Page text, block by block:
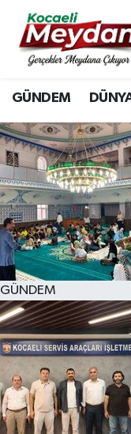
GÜNDEM
GÜNDEM
Nöbetçi
Hava Durumu
Trafik Durumu
Süper Lig
Tüm
Son Dakika
Haber Arşivi